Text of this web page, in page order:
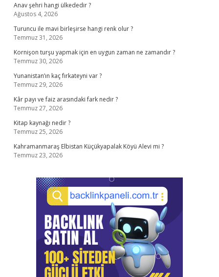
Anav şehri hangi ülkededir ?
Ağustos 4, 2026
Turuncu ile mavi birleşirse hangi renk olur ?
Temmuz 31, 2026
Kornişon turşu yapmak için en uygun zaman ne zamandır ?
Temmuz 30, 2026
Yunanistan’ın kaç fırkateyni var ?
Temmuz 29, 2026
Kâr payı ve faiz arasındaki fark nedir ?
Temmuz 27, 2026
Kitap kaynağı nedir ?
Temmuz 25, 2026
Kahramanmaraş Elbistan Küçükyapalak Köyü Alevi mi ?
Temmuz 23, 2026